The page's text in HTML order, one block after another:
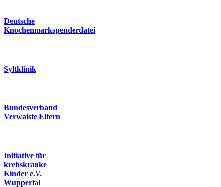
Deutsche
Knochenmarkspenderdatei
Syltklinik
Bundesverband
Verwaiste Eltern
Initiative für
krebskranke
Kinder e.V.
Wuppertal